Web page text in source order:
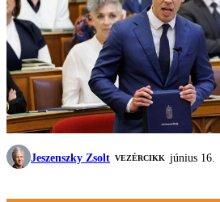
Jeszenszky Zsolt VEZÉRCIKK június 16.